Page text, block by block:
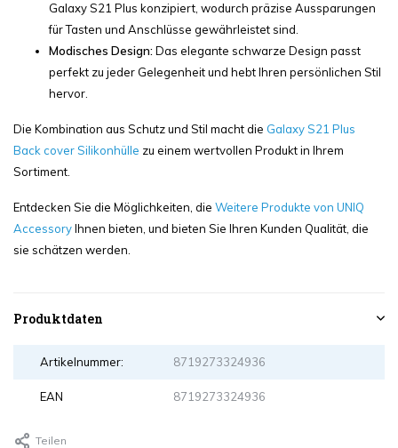
Galaxy S21 Plus konzipiert, wodurch präzise Aussparungen
für Tasten und Anschlüsse gewährleistet sind.
Modisches Design: Das elegante schwarze Design passt
perfekt zu jeder Gelegenheit und hebt Ihren persönlichen Stil
hervor.
Die Kombination aus Schutz und Stil macht die Galaxy S21 Plus
Back cover Silikonhülle zu einem wertvollen Produkt in Ihrem
Sortiment.
Entdecken Sie die Möglichkeiten, die Weitere Produkte von UNIQ
AccessoryIhnen bieten, und bieten Sie Ihren Kunden Qualität, die
sie schätzen werden.
Produktdaten
Artikelnummer: 8719273324936
EAN 8719273324936
Teilen